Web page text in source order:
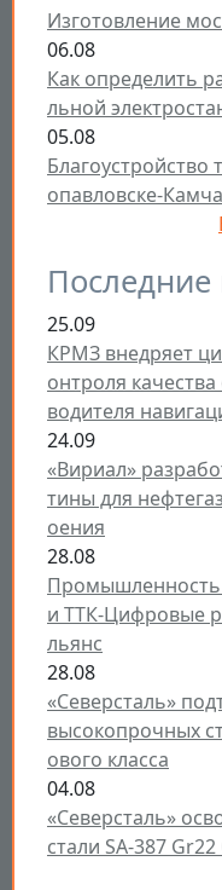
Изготовление
06.08
Как определить
льной
05.08
Благоустройство
опавловске-
Последние
25.09
КРМЗ внедряет
онтроля
водителя
24.09
«Вириал»
тины для
оения
28.08
Промышленность
и ТТК-Цифровые
льянс
28.08
«Северсталь»
высокопрочных
ового класса
04.08
«Северсталь»
стали SA-387 Gr22